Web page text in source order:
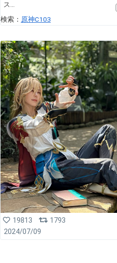
ス
検索： 原神C103
19813
1793
2024/07/09